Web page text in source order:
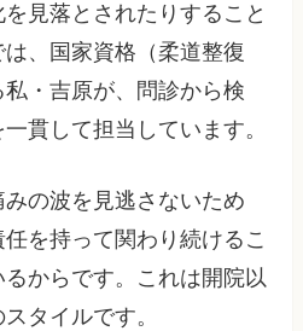
見落とされたりすること
、国家資格（柔道整復
・吉原が、問診から検
貫して担当しています。
の波を見逃さないため
を持って関わり続けるこ
からです。これは開院以
タイルです。